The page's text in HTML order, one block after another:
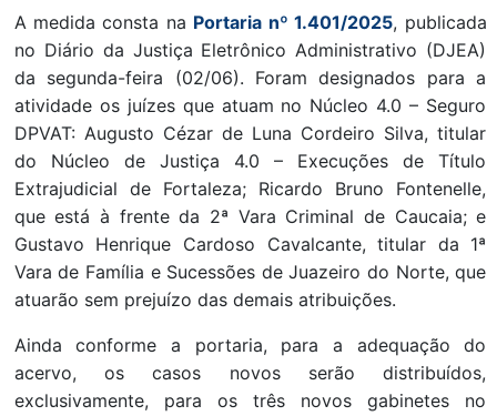
A medida consta na Portaria nº 1.401/2025, publicada
no Diário da Justiça Eletrônico Administrativo (DJEA)
da segunda-feira (02/06). Foram designados para a
atividade os juízes que atuam no Núcleo 4.0 – Seguro
DPVAT: Augusto Cézar de Luna Cordeiro Silva, titular
do Núcleo de Justiça 4.0 – Execuções de Título
Extrajudicial de Fortaleza; Ricardo Bruno Fontenelle,
que está à frente da 2ª Vara Criminal de Caucaia; e
Gustavo Henrique Cardoso Cavalcante, titular da 1ª
Vara de Família e Sucessões de Juazeiro do Norte, que
atuarão sem prejuízo das demais atribuições.
Ainda conforme a portaria, para a adequação do
acervo, os casos novos serão distribuídos,
exclusivamente, para os três novos gabinetes no